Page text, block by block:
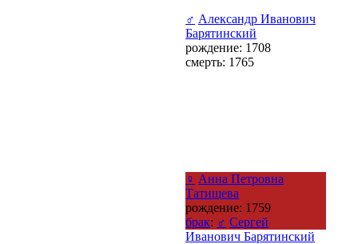
♂ Александр Иванович
Барятинский
рождение: 1708
смерть: 1765
♀ Анна Петровна
Татищева
рождение: 1759
брак: ♂ Сергей
Иванович Барятинский